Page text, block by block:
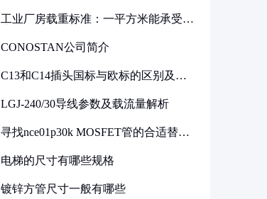
工业厂房载重标准：一平方米能承受多
CONOSTAN公司简介
C13和C14插头国标与欧标的区别及其
LGJ-240/30导线参数及载流量解析
寻找nce01p30k MOSFET管的合适替代
电梯的尺寸有哪些规格
镀锌方管尺寸一般有哪些